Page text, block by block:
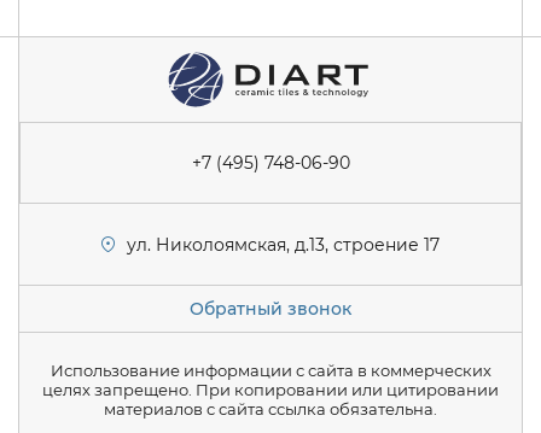
+7 (495) 748-06-90
ул. Николоямская, д.13, строение 17
Обратный звонок
Использование информации с сайта в коммерческих
целях запрещено. При копировании или цитировании
материалов с сайта ссылка обязательна.